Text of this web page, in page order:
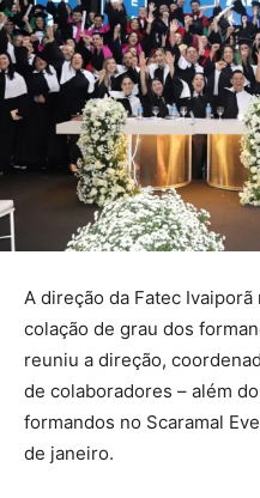
A direção da Fatec
colação de grau dos
reuniu a direção,
de colaboradores – além
formandos no Scaramal
de janeiro.